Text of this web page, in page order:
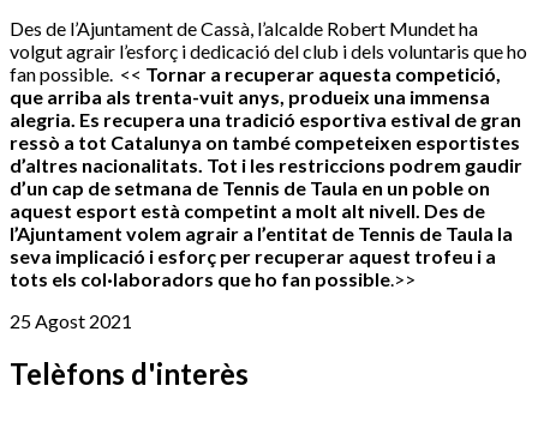
Des de l’Ajuntament de Cassà, l’alcalde Robert Mundet ha
volgut agrair l’esforç i dedicació del club i dels voluntaris que ho
fan possible. << Tornar a recuperar aquesta competició,
que arriba als trenta-vuit anys, produeix una immensa
alegria. Es recupera una tradició esportiva estival de gran
ressò a tot Catalunya on també competeixen esportistes
d’altres nacionalitats. Tot i les restriccions podrem gaudir
d’un cap de setmana de Tennis de Taula en un poble on
aquest esport està competint a molt alt nivell. Des de
l’Ajuntament volem agrair a l’entitat de Tennis de Taula la
seva implicació i esforç per recuperar aquest trofeu i a
tots els col·laboradors que ho fan possible.>>
25 Agost 2021
Telèfons d'interès